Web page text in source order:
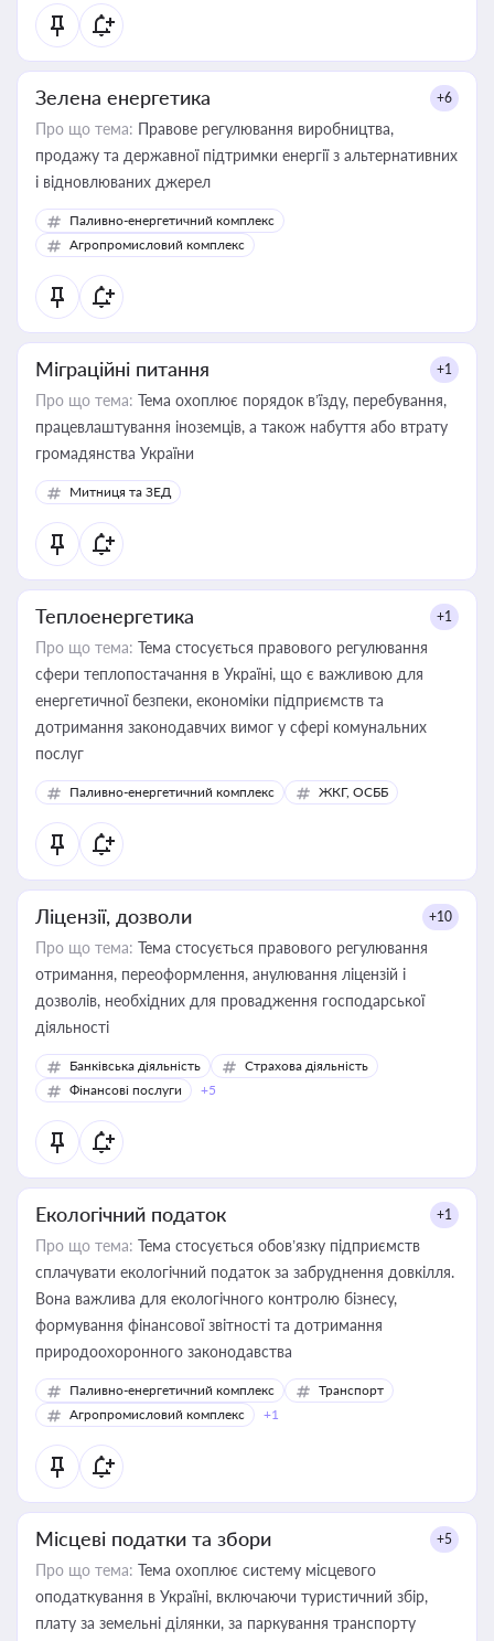
Зелена енергетика +6
Про що тема: Правове регулювання виробництва,
продажу та державної підтримки енергії з альтернативних
і відновлюваних джерел
Паливно-енергетичний комплекс
Агропромисловий комплекс
Міграційні питання +1
Про що тема: Тема охоплює порядок в’їзду, перебування,
працевлаштування іноземців, а також набуття або втрату
громадянства України
Митниця та ЗЕД
Теплоенергетика +1
Про що тема: Тема стосується правового регулювання
сфери теплопостачання в Україні, що є важливою для
енергетичної безпеки, економіки підприємств та
дотримання законодавчих вимог у сфері комунальних
послуг
Паливно-енергетичний комплекс ЖКГ, ОСББ
Ліцензії, дозволи +10
Про що тема: Тема стосується правового регулювання
отримання, переоформлення, анулювання ліцензій і
дозволів, необхідних для провадження господарської
діяльності
Банківська діяльність
Страхова діяльність
Фінансові послуги
+5
Екологічний податок +1
Про що тема: Тема стосується обов’язку підприємств
сплачувати екологічний податок за забруднення довкілля.
Вона важлива для екологічного контролю бізнесу,
формування фінансової звітності та дотримання
природоохоронного законодавства
Паливно-енергетичний комплекс
Транспорт
Агропромисловий комплекс
+1
Місцеві податки та збори +5
Про що тема: Тема охоплює систему місцевого
оподаткування в Україні, включаючи туристичний збір,
плату за земельні ділянки, за паркування транспорту